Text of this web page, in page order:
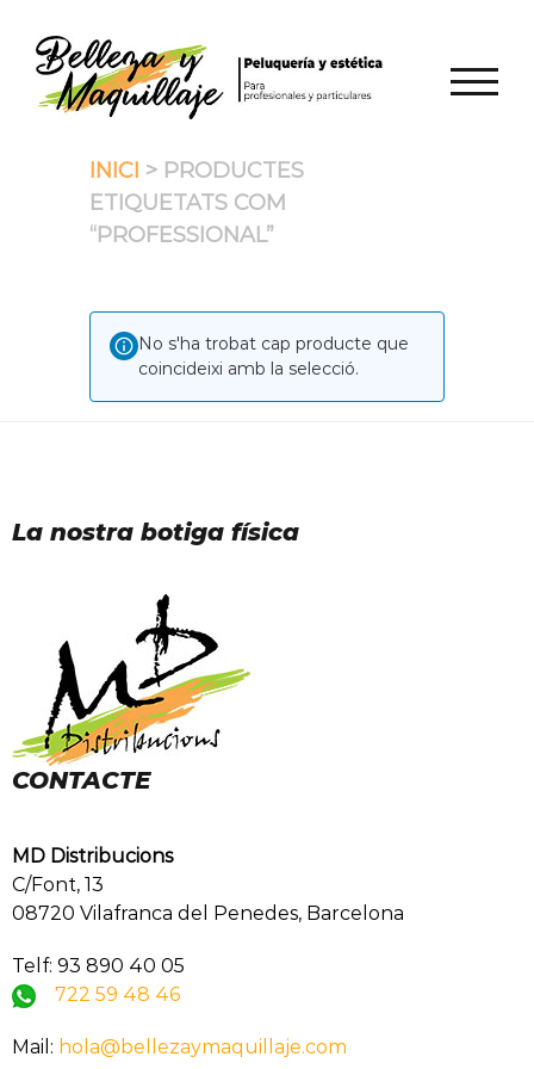
content
INICI > PRODUCTES
ETIQUETATS COM
“PROFESSIONAL”
No s'ha trobat cap producte que
coincideixi amb la selecció.
La nostra botiga física
CONTACTE
MD Distribucions
C/Font, 13
08720 Vilafranca del Penedes, Barcelona
Telf: 93 890 40 05
722 59 48 46
Mail: hola@bellezaymaquillaje.com